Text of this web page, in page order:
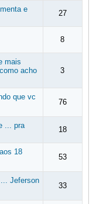
e
27
8
mais
acho
3
que vc
76
... pra
18
18
53
Jeferson
33